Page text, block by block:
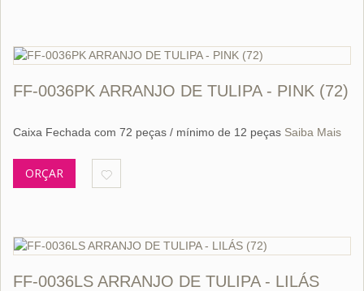
FF-0036PK ARRANJO DE TULIPA - PINK (72)
Caixa Fechada com 72 peças / mínimo de 12 peças Saiba Mais
ORÇAR
FF-0036LS ARRANJO DE TULIPA - LILÁS